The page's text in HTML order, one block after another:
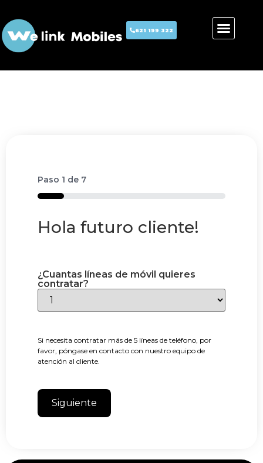
621 199 322
Paso 1 de 7
14%
Hola futuro cliente!
¿Cuantas líneas de móvil quieres
contratar?
Si necesita contratar más de 5 líneas de teléfono, por
favor, póngase en contacto con nuestro equipo de
atención al cliente.